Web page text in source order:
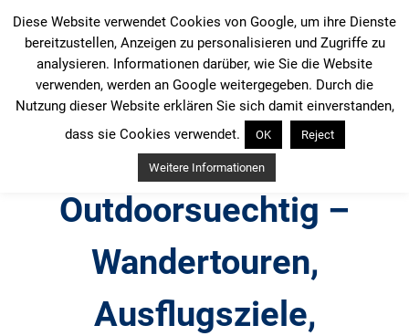
Inhalt
springen
Outdoorsuechtig –
Wandertouren,
Ausflugsziele,
Diese Website verwendet Cookies von Google, um ihre Dienste
bereitzustellen, Anzeigen zu personalisieren und Zugriffe zu
analysieren. Informationen darüber, wie Sie die Website
verwenden, werden an Google weitergegeben. Durch die
Nutzung dieser Website erklären Sie sich damit einverstanden,
dass sie Cookies verwendet.
OK Reject
Weitere Informationen